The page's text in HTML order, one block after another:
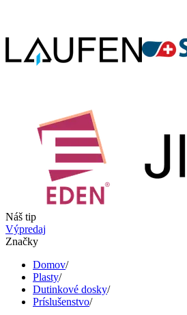
Náš tip
Výpredaj
Značky
Domov/
Plasty/
Dutinkové dosky/
Príslušenstvo/